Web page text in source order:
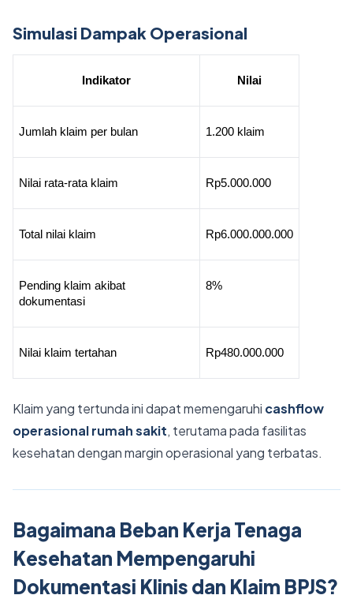
Simulasi Dampak Operasional
Indikator Nilai
Jumlah klaim per bulan 1.200 klaim
Nilai rata-rata klaim Rp5.000.000
Total nilai klaim Rp6.000.000.000
Pending klaim akibat
dokumentasi
8%
Nilai klaim tertahan Rp480.000.000
Klaim yang tertunda ini dapat memengaruhi cashflow
operasional rumah sakit, terutama pada fasilitas
kesehatan dengan margin operasional yang terbatas.
Bagaimana Beban Kerja Tenaga
Kesehatan Mempengaruhi
Dokumentasi Klinis dan Klaim BPJS?